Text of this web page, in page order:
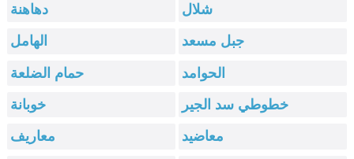
شلال دهاهنة
جبل مسعد الهامل
الحوامد حمام الضلعة
خطوطي سد الجير خوبانة
معاضيد معاريف